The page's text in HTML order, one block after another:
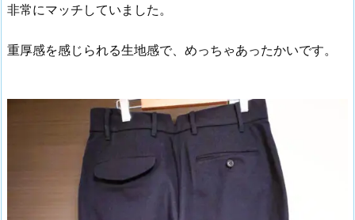
非常にマッチしていました。
重厚感を感じられる生地感で、めっちゃあったかいです。